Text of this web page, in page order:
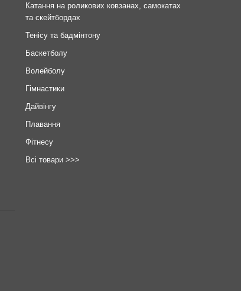
Катання на роликових ковзанах, самокатах
та скейтбордах
Тенісу та бадмінтону
Баскетболу
Волейболу
Гімнастики
Дайвінгу
Плавання
Фітнесу
Всі товари >>>